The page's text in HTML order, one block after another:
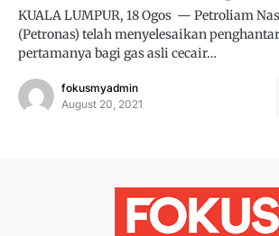
KUALA LUMPUR, 18 Ogos — Petroliam
(Petronas) telah menyelesaikan
pertamanya bagi gas asli cecair…
fokusmyadmin
August 20, 2021